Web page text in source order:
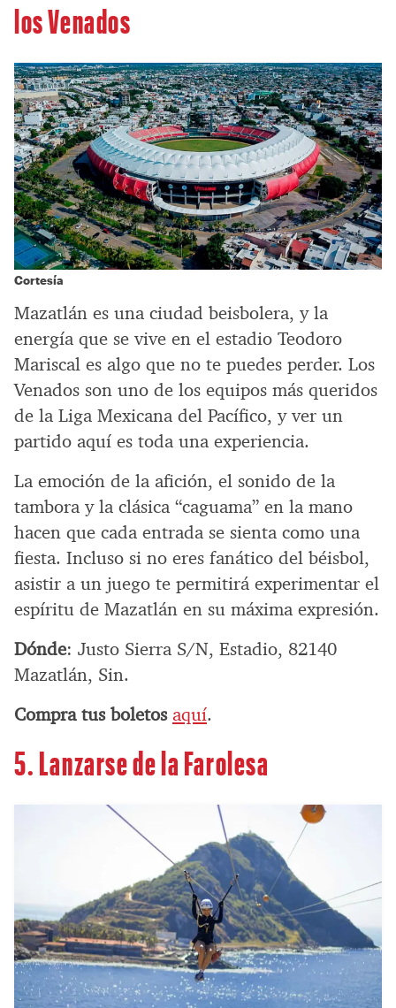
los Venados
Cortesía
Mazatlán es una ciudad beisbolera, y la
energía que se vive en el estadio Teodoro
Mariscal es algo que no te puedes perder. Los
Venados son uno de los equipos más queridos
de la Liga Mexicana del Pacífico, y ver un
partido aquí es toda una experiencia.
La emoción de la afición, el sonido de la
tambora y la clásica “caguama” en la mano
hacen que cada entrada se sienta como una
fiesta. Incluso si no eres fanático del béisbol,
asistir a un juego te permitirá experimentar el
espíritu de Mazatlán en su máxima expresión.
Dónde: Justo Sierra S/N, Estadio, 82140
Mazatlán, Sin.
Compra tus boletos aquí.
5. Lanzarse de la Farolesa